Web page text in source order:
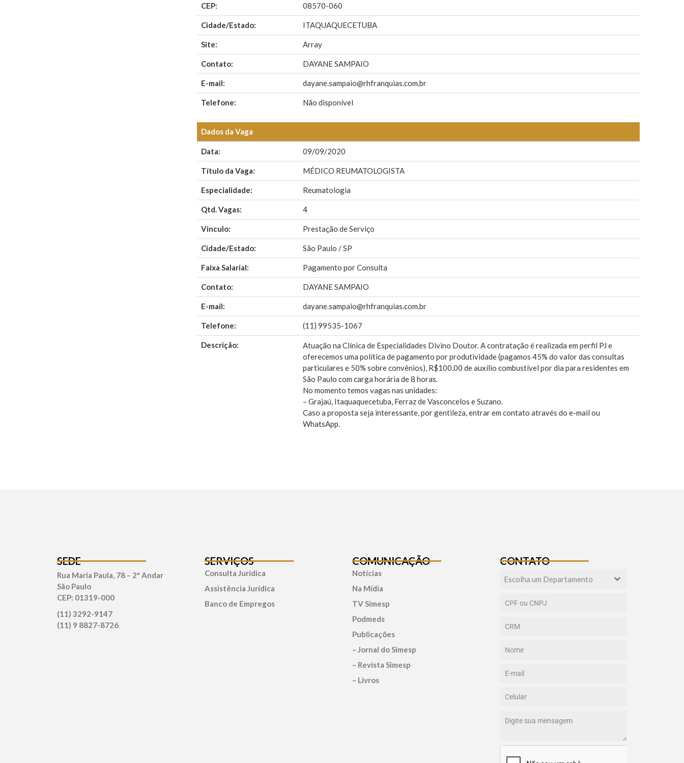
CEP: 08570-060
Cidade/Estado: ITAQUAQUECETUBA
Site: Array
Contato: DAYANE SAMPAIO
E-mail: dayane.sampaio@rhfranquias.com.br
Telefone: Não disponível
Dados da Vaga
Data: 09/09/2020
Título da Vaga: MÉDICO REUMATOLOGISTA
Especialidade: Reumatologia
Qtd. Vagas: 4
Vinculo: Prestação de Serviço
Cidade/Estado: São Paulo / SP
Faixa Salarial: Pagamento por Consulta
Contato: DAYANE SAMPAIO
E-mail: dayane.sampaio@rhfranquias.com.br
Telefone: (11) 99535-1067
Descrição:
Atuação na Clínica de Especialidades Divino Doutor. A contratação é realizada em perfil PJ e
oferecemos uma política de pagamento por produtividade (pagamos 45% do valor das consultas
particulares e 50% sobre convênios), R$100,00 de auxílio combustível por dia para residentes em
São Paulo com carga horária de 8 horas.
No momento temos vagas nas unidades:
– Grajaú, Itaquaquecetuba, Ferraz de Vasconcelos e Suzano.
Caso a proposta seja interessante, por gentileza, entrar em contato através do e-mail ou
WhatsApp.
SEDE
Rua Maria Paula, 78 – 2º Andar
São Paulo
CEP: 01319-000
(11) 3292-9147
(11) 9 8827-8726
SERVIÇOS
Consulta Jurídica
Assistência Jurídica
Banco de Empregos
COMUNICAÇÃO
Notícias
Na Mídia
TV Simesp
Podmeds
Publicações
– Jornal do Simesp
– Revista Simesp
– Livros
CONTATO
Escolha um Departamento